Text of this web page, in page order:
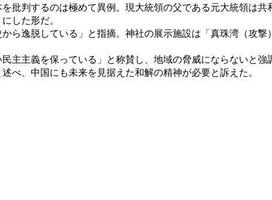
批判するのは極めて異例。現大統領の父である元大統領は
した形だ。
ら逸脱している」と指摘。神社の展示施設は「真珠湾（攻
主主義を保っている」と称賛し、地域の脅威にならないと
べ、中国にも未来を見据えた和解の精神が必要と訴えた。